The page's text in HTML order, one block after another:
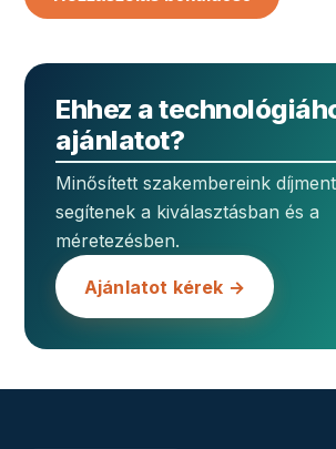
Ehhez a
ajánlatot?
Minősített szakembereink
segítenek a kiválasztásban és a
méretezésben.
Ajánlatot kérek →